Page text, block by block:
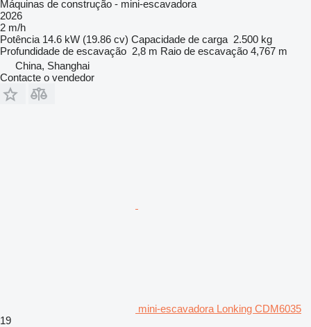
Máquinas de construção - mini-escavadora
2026
2 m/h
Potência 14.6 kW (19.86 cv) Capacidade de carga 2.500 kg
Profundidade de escavação 2,8 m Raio de escavação 4,767 m
China, Shanghai
Contacte o vendedor
mini-escavadora Lonking CDM6035
19